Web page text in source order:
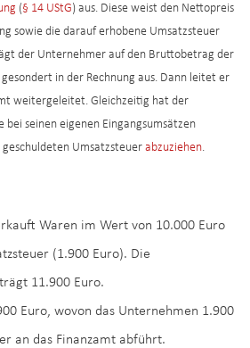
(§ 14 UStG) aus. Diese weist den Nettopreis
sowie die darauf erhobene Umsatzsteuer
der Unternehmer auf den Bruttobetrag der
in der Rechnung aus. Dann leitet er
weitergeleitet. Gleichzeitig hat der
bei seinen eigenen Eingangsumsätzen
Umsatzsteuer abzuziehen.
Waren im Wert von 10.000 Euro
(1.900 Euro). Die
11.900 Euro.
Euro, wovon das Unternehmen 1.900
an das Finanzamt abführt.